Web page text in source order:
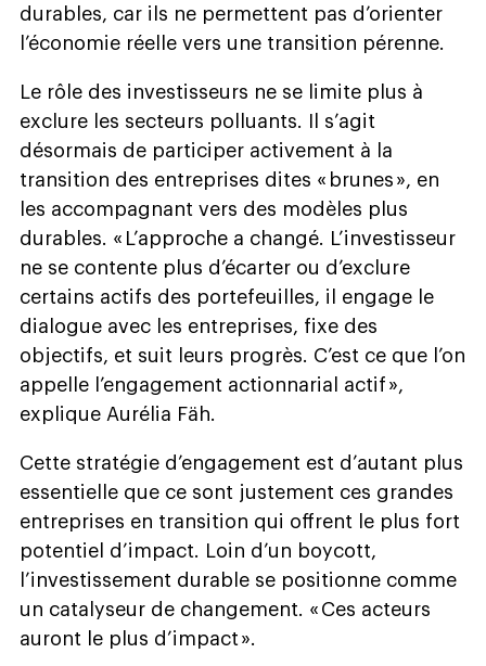
durables, car ils ne permettent pas d’orienter
l’économie réelle vers une transition pérenne.
Le rôle des investisseurs ne se limite plus à
exclure les secteurs polluants. Il s’agit
désormais de participer activement à la
transition des entreprises dites « brunes », en
les accompagnant vers des modèles plus
durables. « L’approche a changé. L’investisseur
ne se contente plus d’écarter ou d’exclure
certains actifs des portefeuilles, il engage le
dialogue avec les entreprises, fixe des
objectifs, et suit leurs progrès. C’est ce que l’on
appelle l’engagement actionnarial actif »,
explique Aurélia Fäh.
Cette stratégie d’engagement est d’autant plus
essentielle que ce sont justement ces grandes
entreprises en transition qui offrent le plus fort
potentiel d’impact. Loin d’un boycott,
l’investissement durable se positionne comme
un catalyseur de changement. « Ces acteurs
auront le plus d’impact ».